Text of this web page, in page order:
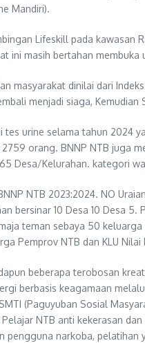
Mandiri).
Lifeskill pada kawasan
ini masih bertahan membuka
masyarakat dinilai dari
menjadi siaga,
urine selama tahun 2024
orang. BNNP NTB juga
Desa/Kelurahan. kategori
NTB 2023:2024. NO
bersinar 10 Desa 10 Desa
teman sebaya 50 keluarga
Pemprov NTB dan KLU
beberapa terobosan
berbasis keagamaan
(Paguyuban Sosial
NTB anti kekerasan
narkoba, pelatihan